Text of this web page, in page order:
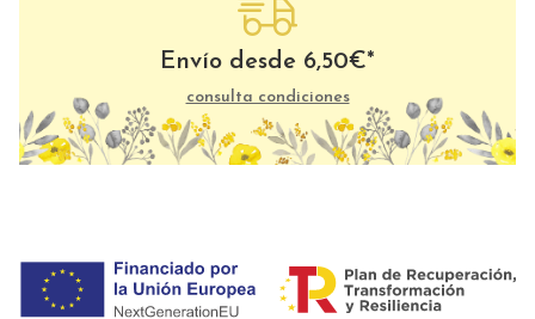
Envío desde 6,50€*
consulta condiciones